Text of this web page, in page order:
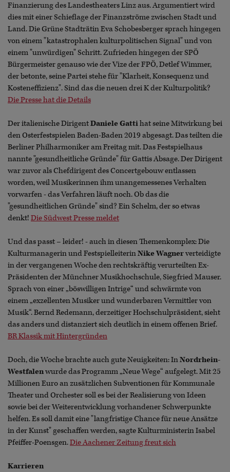
Finanzierung des Landestheaters Linz aus. Argumentiert wird
dies mit einer Schieflage der Finanzströme zwischen Stadt und
Land. Die Grüne Stadträtin Eva Schobesberger sprach hingegen
von einem "katastrophalen kulturpolitischen Signal" und von
einem "unwürdigen" Schritt. Zufrieden hingegen der SPÖ
Bürgermeister genauso wie der Vize der FPÖ, Detlef Wimmer,
der betonte, seine Partei stehe für "Klarheit, Konsequenz und
Kosteneffizienz". Sind das die neuen drei K der Kulturpolitik?
Die Presse hat die Details
Der italienische DirigentDaniele Gattihat seine Mitwirkung bei
den Osterfestspielen Baden-Baden 2019 abgesagt. Das teilten die
Berliner Philharmoniker am Freitag mit. Das Festspielhaus
nannte "gesundheitliche Gründe" für Gattis Absage. Der Dirigent
war zuvor als Chefdirigent des Concertgebouw entlassen
worden, weil Musikerinnen ihm unangemessenes Verhalten
vorwarfen - das Verfahren läuft noch. Ob das die
"gesundheitlichen Gründe" sind? Ein Schelm, der so etwas
denkt! Die Südwest Presse meldet
Und das passt – leider! - auch in diesen Themenkomplex: Die
Kulturmanagerin und FestspielleiterinNike Wagnerverteidigte
in der vergangenen Woche den rechtskräftig verurteilten Ex-
Präsidenten der Münchner Musikhochschule, Siegfried Mauser.
Sprach von einer „böswilligen Intrige“ und schwärmte von
einem „exzellenten Musiker und wunderbaren Vermittler von
Musik“. Bernd Redemann, derzeitiger Hochschulpräsident, sieht
das anders und distanziert sich deutlich in einem offenen Brief.
BR Klassik mit Hintergründen
Doch, die Woche brachte auch gute Neuigkeiten: InNordrhein-
Westfalenwurde das Programm „Neue Wege“ aufgelegt. Mit 25
Millionen Euro an zusätzlichen Subventionen für Kommunale
Theater und Orchester soll es bei der Realisierung von Ideen
sowie bei der Weiterentwicklung vorhandener Schwerpunkte
helfen. Es soll damit eine "langfristige Chance für neue Ansätze
in der Kunst" geschaffen werden, sagte Kulturministerin Isabel
Pfeiffer-Poensgen.Die Aachener Zeitung freut sich
Karrieren